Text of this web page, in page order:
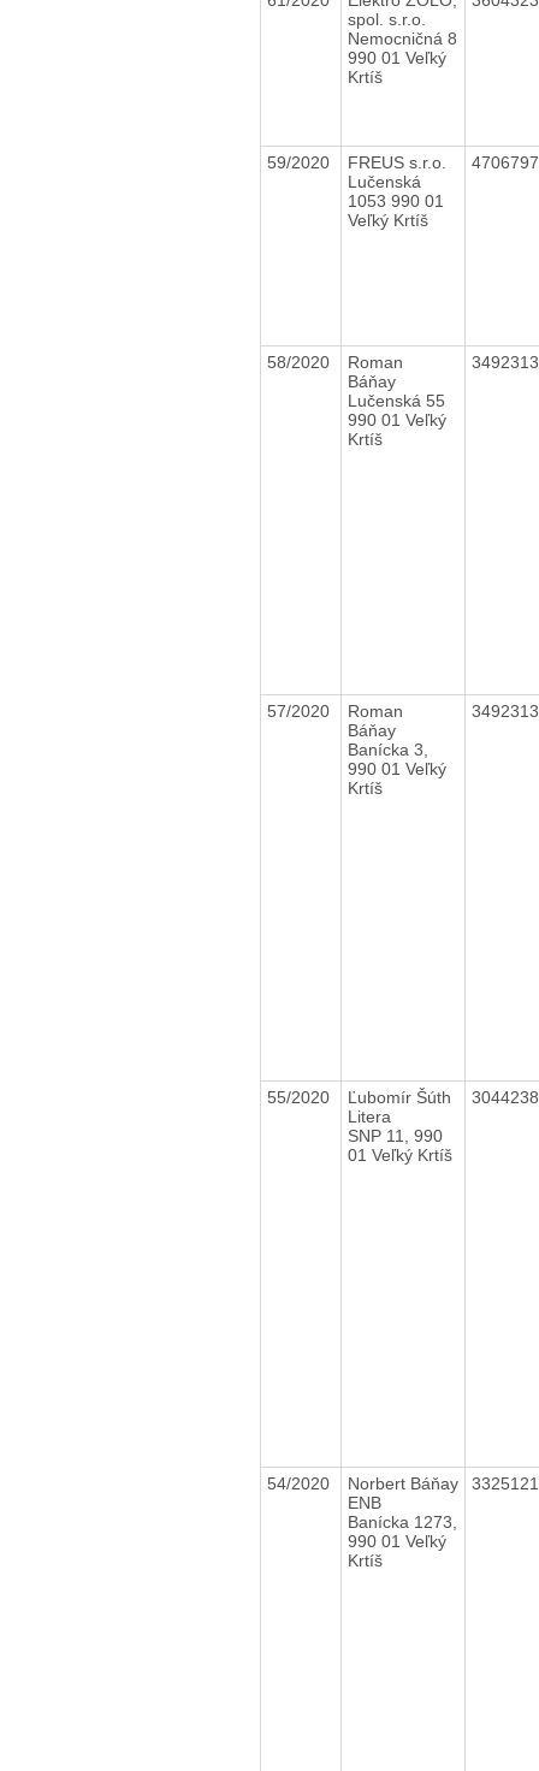
spol. s.r.o.
Nemocničná 8
990 01 Veľký
Krtíš
59/2020
FREUS s.r.o.
Lučenská
1053 990 01
Veľký Krtíš
58/2020
Roman
Báňay
Lučenská 55
990 01 Veľký
Krtíš
57/2020
Roman
Báňay
Banícka 3,
990 01 Veľký
Krtíš
55/2020
Ľubomír Šúth
Litera
SNP 11, 990
01 Veľký Krtíš
54/2020
Norbert Báňay
ENB
Banícka 1273,
990 01 Veľký
Krtíš